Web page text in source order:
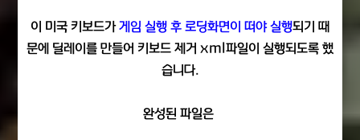
이 미국 키보드가게임 실행 후 로딩화면이 떠야 실행되기 때
문에 딜레이를 만들어 키보드 제거 xml파일이 실행되도록 했
습니다.
완성된 파일은